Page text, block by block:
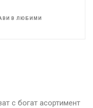
В ЛЮБИМИ
с богат асортимент